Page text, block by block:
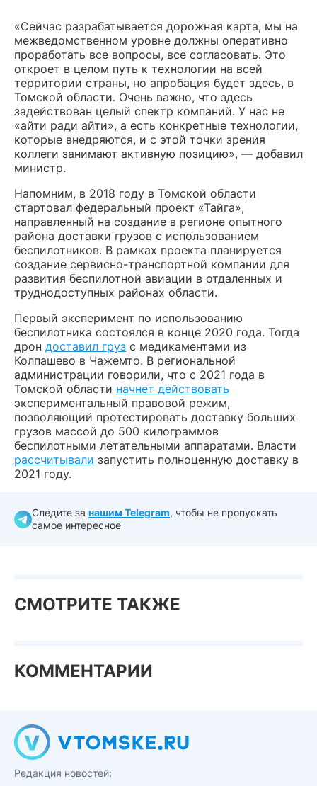
«Сейчас разрабатывается дорожная карта, мы на
межведомственном уровне должны оперативно
проработать все вопросы, все согласовать. Это
откроет в целом путь к технологии на всей
территории страны, но апробация будет здесь, в
Томской области. Очень важно, что здесь
задействован целый спектр компаний. У нас не
«айти ради айти», а есть конкретные технологии,
которые внедряются, и с этой точки зрения
коллеги занимают активную позицию», — добавил
министр.
Напомним, в 2018 году в Томской области
стартовал федеральный проект «Тайга»,
направленный на создание в регионе опытного
района доставки грузов с использованием
беспилотников. В рамках проекта планируется
создание сервисно-транспортной компании для
развития беспилотной авиации в отдаленных и
труднодоступных районах области.
Первый эксперимент по использованию
беспилотника состоялся в конце 2020 года. Тогда
дрон доставил груз с медикаментами из
Колпашево в Чажемто. В региональной
администрации говорили, что с 2021 года в
Томской области начнет действовать
экспериментальный правовой режим,
позволяющий протестировать доставку больших
грузов массой до 500 килограммов
беспилотными летательными аппаратами. Власти
рассчитывали запустить полноценную доставку в
2021 году.
Следите за нашим Telegram, чтобы не пропускать
самое интересное
СМОТРИТЕ ТАКЖЕ
КОММЕНТАРИИ
Редакция новостей: